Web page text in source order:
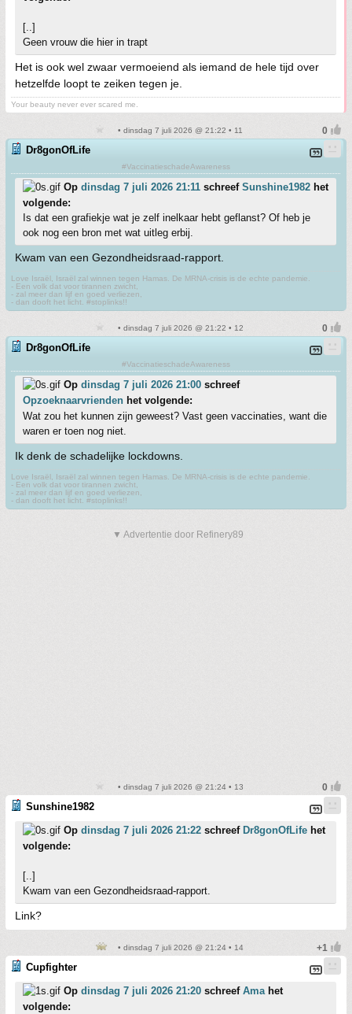
[..]
Geen vrouw die hier in trapt
Het is ook wel zwaar vermoeiend als iemand de hele tijd over
hetzelfde loopt te zeiken tegen je.
Your beauty never ever scared me.
• dinsdag 7 juli 2026 @ 21:22 • 11
Dr8gonOfLife
#VaccinatieschadeAwareness
Op dinsdag 7 juli 2026 21:11 schreef Sunshine1982 het
volgende:
Is dat een grafiekje wat je zelf inelkaar hebt geflanst? Of heb je
ook nog een bron met wat uitleg erbij.
Kwam van een Gezondheidsraad-rapport.
Love Israël, Israël zal winnen tegen Hamas. De MRNA-crisis is de echte pandemie.
- Een volk dat voor tirannen zwicht,
- zal meer dan lijf en goed verliezen,
- dan dooft het licht. #stoplinks!!
• dinsdag 7 juli 2026 @ 21:22 • 12
Dr8gonOfLife
#VaccinatieschadeAwareness
Op dinsdag 7 juli 2026 21:00 schreef
Opzoeknaarvrienden het volgende:
Wat zou het kunnen zijn geweest? Vast geen vaccinaties, want die
waren er toen nog niet.
Ik denk de schadelijke lockdowns.
Love Israël, Israël zal winnen tegen Hamas. De MRNA-crisis is de echte pandemie.
- Een volk dat voor tirannen zwicht,
- zal meer dan lijf en goed verliezen,
- dan dooft het licht. #stoplinks!!
▼ Advertentie door Refinery89
• dinsdag 7 juli 2026 @ 21:24 • 13
Sunshine1982
Op dinsdag 7 juli 2026 21:22 schreef Dr8gonOfLife het
volgende:
[..]
Kwam van een Gezondheidsraad-rapport.
Link?
• dinsdag 7 juli 2026 @ 21:24 • 14
Cupfighter
Op dinsdag 7 juli 2026 21:20 schreef Amahet
volgende: